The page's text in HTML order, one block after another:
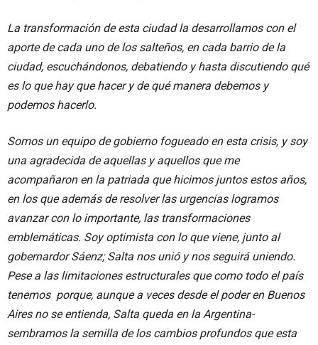
La transformación de esta ciudad la desarrollamos con el
aporte de cada uno de los salteños, en cada barrio de la
ciudad, escuchándonos, debatiendo y hasta discutiendo qué
es lo que hay que hacer y de qué manera debemos y
podemos hacerlo.
Somos un equipo de gobierno fogueado en esta crisis, y soy
una agradecida de aquellas y aquellos que me
acompañaron en la patriada que hicimos juntos estos años,
en los que además de resolver las urgencias logramos
avanzar con lo importante, las transformaciones
emblemáticas. Soy optimista con lo que viene, junto al
gobernardor Sáenz; Salta nos unió y nos seguirá uniendo.
Pese a las limitaciones estructurales que como todo el país
tenemos porque, aunque a veces desde el poder en Buenos
Aires no se entienda, Salta queda en la Argentina-
sembramos la semilla de los cambios profundos que esta